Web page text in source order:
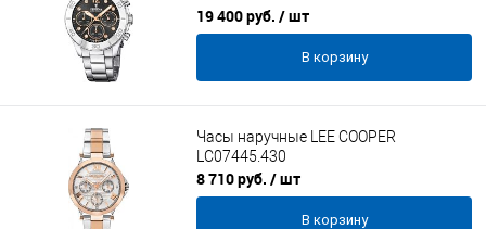
19 400 руб. / шт
В корзину
Часы наручные LEE COOPER
LC07445.430
8 710 руб. / шт
В корзину